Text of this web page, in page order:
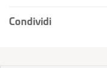
Condividi